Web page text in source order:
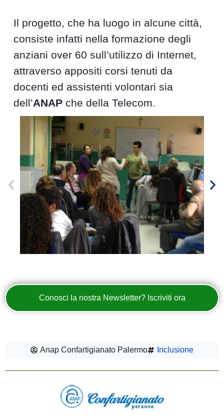
Il progetto, che ha luogo in alcune città,
consiste infatti nella formazione degli
anziani over 60 sull’utilizzo di Internet,
attraverso appositi corsi tenuti da
docenti ed assistenti volontari sia
dell’ANAP che della Telecom.
Conosci la nostra Newsletter? Iscriviti ora
Anap Confartigianato Palermo Inclusione